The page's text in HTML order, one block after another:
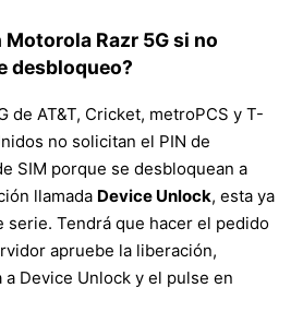
Razr 5G si no
desbloqueo?
de AT&T, Cricket, metroPCS y T-
no solicitan el PIN de
SIM porque se desbloquean a
llamada Device Unlock, esta ya
serie. Tendrá que hacer el pedido
apruebe la liberación,
Device Unlock y el pulse en